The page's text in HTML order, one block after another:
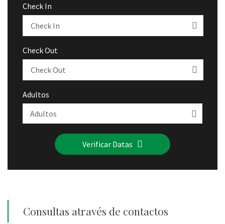
Check In
Check Out
Adultos
Verificar Datas
Consultas através de contactos